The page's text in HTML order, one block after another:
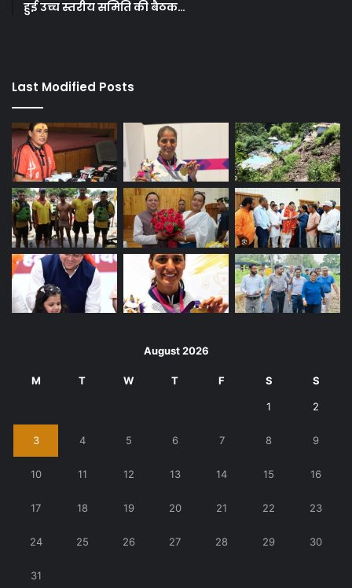
हुई उच्च स्तरीय समिति की बैठक…
Last Modified Posts
August 2026
M T W T F S S
1 2
3 4 5 6 7 8 9
10 11 12 13 14 15 16
17 18 19 20 21 22 23
24 25 26 27 28 29 30
31